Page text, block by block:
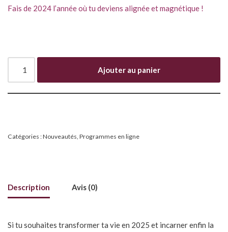
Fais de 2024 l’année où tu deviens alignée et magnétique !
Ajouter au panier
Catégories :Nouveautés, Programmes en ligne
Description Avis (0)
Si tu souhaites transformer ta vie en 2025 et incarner enfin la